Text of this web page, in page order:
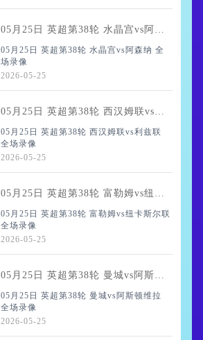
05月25日 英超第38轮 水晶宫vs阿森纳 全场录像
05月25日 英超第38轮 水晶宫vs阿森纳 全
场录像
2026-05-25
05月25日 英超第38轮 西汉姆联vs利兹联 全场录像
05月25日 英超第38轮 西汉姆联vs利兹联
全场录像
2026-05-25
05月25日 英超第38轮 富勒姆vs纽卡斯尔联 全场录像
05月25日 英超第38轮 富勒姆vs纽卡斯尔联
全场录像
2026-05-25
05月25日 英超第38轮 曼城vs阿斯顿维拉 全场录像
05月25日 英超第38轮 曼城vs阿斯顿维拉
全场录像
2026-05-25